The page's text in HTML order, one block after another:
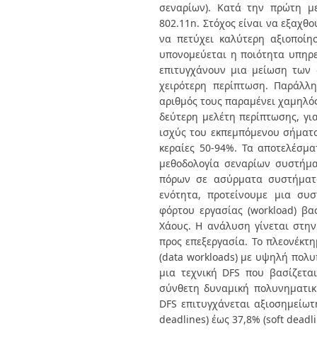
σεναρίων). Kατά την πρώτη
802.11n. Στόχος είναι να
να πετύχει καλύτερη
υπονομεύεται η ποιότητα
επιτυγχάνουν μια μείωση
χειρότερη περίπτωση.
αριθμός τους παραμένει
δεύτερη μελέτη περίπτωσης,
ισχύς του εκπεμπόμενου
κεραίες 50-94%. Τα
μεθοδολογία σεναρίων
πόρων σε ασύρματα
ενότητα, προτείνουμε μια
φόρτου εργασίας (workload)
Χάους. Η ανάλυση γίνεται
προς επεξεργασία. Το
(data workloads) με υψηλή
μια τεχνική DFS που
σύνθετη δυναμική
DFS επιτυγχάνεται
deadlines) έως 37,8% (soft